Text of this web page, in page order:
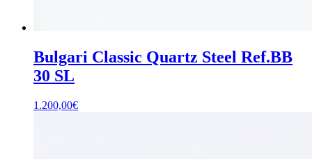
Bulgari Classic Quartz Steel Ref.BB
30 SL
1.200,00€